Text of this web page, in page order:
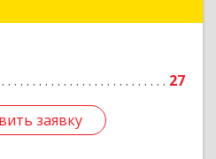
27
заявку
заявку